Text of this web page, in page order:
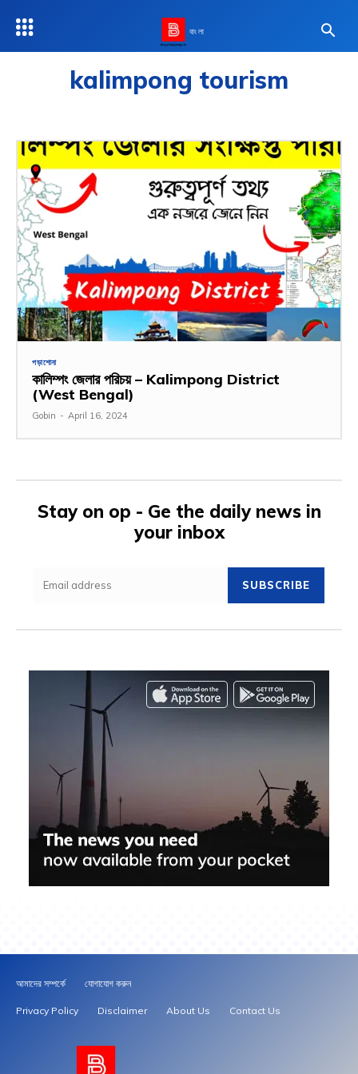
বাংলা
kalimpong tourism
পড়াশোনা
কালিম্পং জেলার পরিচয় – Kalimpong District
(West Bengal)
Gobin - April 16, 2024
Stay on op - Ge the daily news in
your inbox
SUBSCRIBE
আমাদের সম্পর্কে যোগাযোগ করুন
Privacy Policy Disclaimer About Us Contact Us